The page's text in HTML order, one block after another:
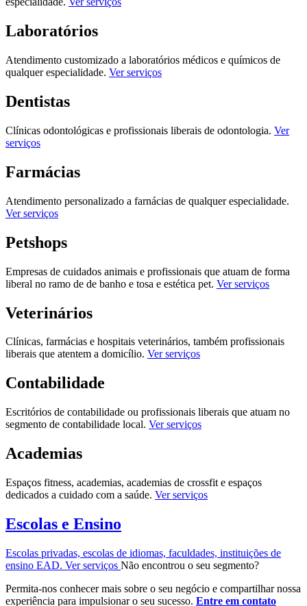
Laboratórios
Atendimento customizado a laboratórios médicos e químicos de
qualquer especialidade. Ver serviços
Dentistas
Clínicas odontológicas e profissionais liberais de odontologia. Ver
serviços
Farmácias
Atendimento personalizado a farnácias de qualquer especialidade.
Ver serviços
Petshops
Empresas de cuidados animais e profissionais que atuam de forma
liberal no ramo de de banho e tosa e estética pet. Ver serviços
Veterinários
Clínicas, farmácias e hospitais veterinários, também profissionais
liberais que atentem a domicílio. Ver serviços
Contabilidade
Escritórios de contabilidade ou profissionais liberais que atuam no
segmento de contabilidade local. Ver serviços
Academias
Espaços fitness, academias, academias de crossfit e espaços
dedicados a cuidado com a saúde. Ver serviços
Escolas e Ensino
Escolas privadas, escolas de idiomas, faculdades, instituições de
ensino EAD. Ver serviços Não encontrou o seu segmento?
Permita-nos conhecer mais sobre o seu negócio e compartilhar nossa
experiência para impulsionar o seu sucesso. Entre em contato